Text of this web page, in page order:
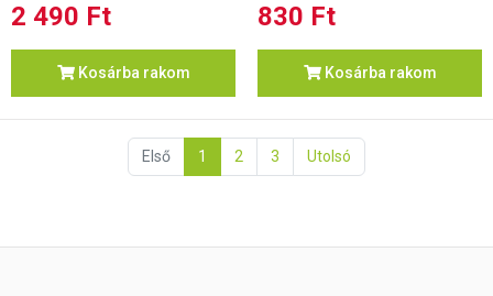
2 490 Ft
Kosárba rakom
830 Ft
Kosárba rakom
Első 1 2 3 Utolsó